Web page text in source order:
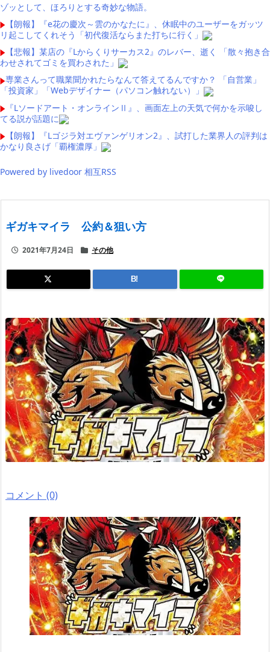
ゾッとして、ほろりとする奇妙な物語。
【朗報】『e花の慶次～雲のかなたに』、休眠中のユーザーをガッツ
リ起こしてくれそう「初代復活ならまた打ちに行く」
【悲報】某店の『Lからくりサーカス2』のレバー、逝く 「散々抱き合
わせされてゴミを買わされた」
専業さんって職業聞かれたらなんて答えてるんですか？ 「自営業」
「投資家」「Webデザイナー（パソコン触れない）」
『Lソードアート・オンラインⅡ』、画面左上の天気で何かを示唆し
てる説が話題に
【朗報】『Lゴジラ対エヴァンゲリオン2』、試打した業界人の評判は
かなり良さげ「覇権濃厚」
Powered by livedoor 相互RSS
ギガキマイラ 公約＆狙い方
2021年7月24日 その他
B!
コメント (0)